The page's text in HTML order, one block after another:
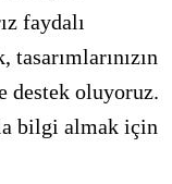
faydalı
tasarımlarınızın
destek oluyoruz.
bilgi almak için